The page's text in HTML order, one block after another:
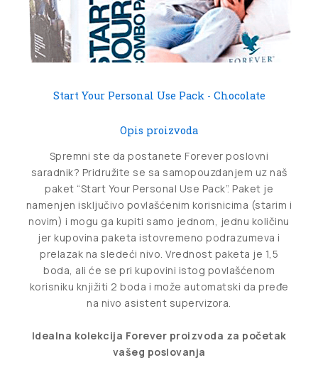
Start Your Personal Use Pack - Chocolate
Opis proizvoda
Spremni ste da postanete Forever poslovni
saradnik? Pridružite se sa samopouzdanjem uz naš
paket “Start Your Personal Use Pack”. Paket je
namenjen isključivo povlašćenim korisnicima (starim i
novim) i mogu ga kupiti samo jednom, jednu količinu
jer kupovina paketa istovremeno podrazumeva i
prelazak na sledeći nivo. Vrednost paketa je 1,5
boda, ali će se pri kupovini istog povlašćenom
korisniku knjižiti 2 boda i može automatski da pređe
na nivo asistent supervizora.
Idealna kolekcija Forever proizvoda za početak
vašeg poslovanja